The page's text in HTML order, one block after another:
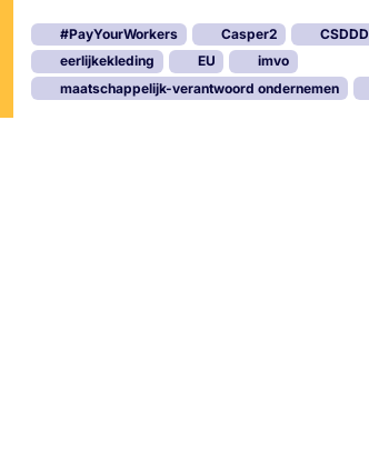
#PayYourWorkers Casper2 CSDDD
eerlijkekleding
EU
imvo
maatschappelijk-verantwoord ondernemen